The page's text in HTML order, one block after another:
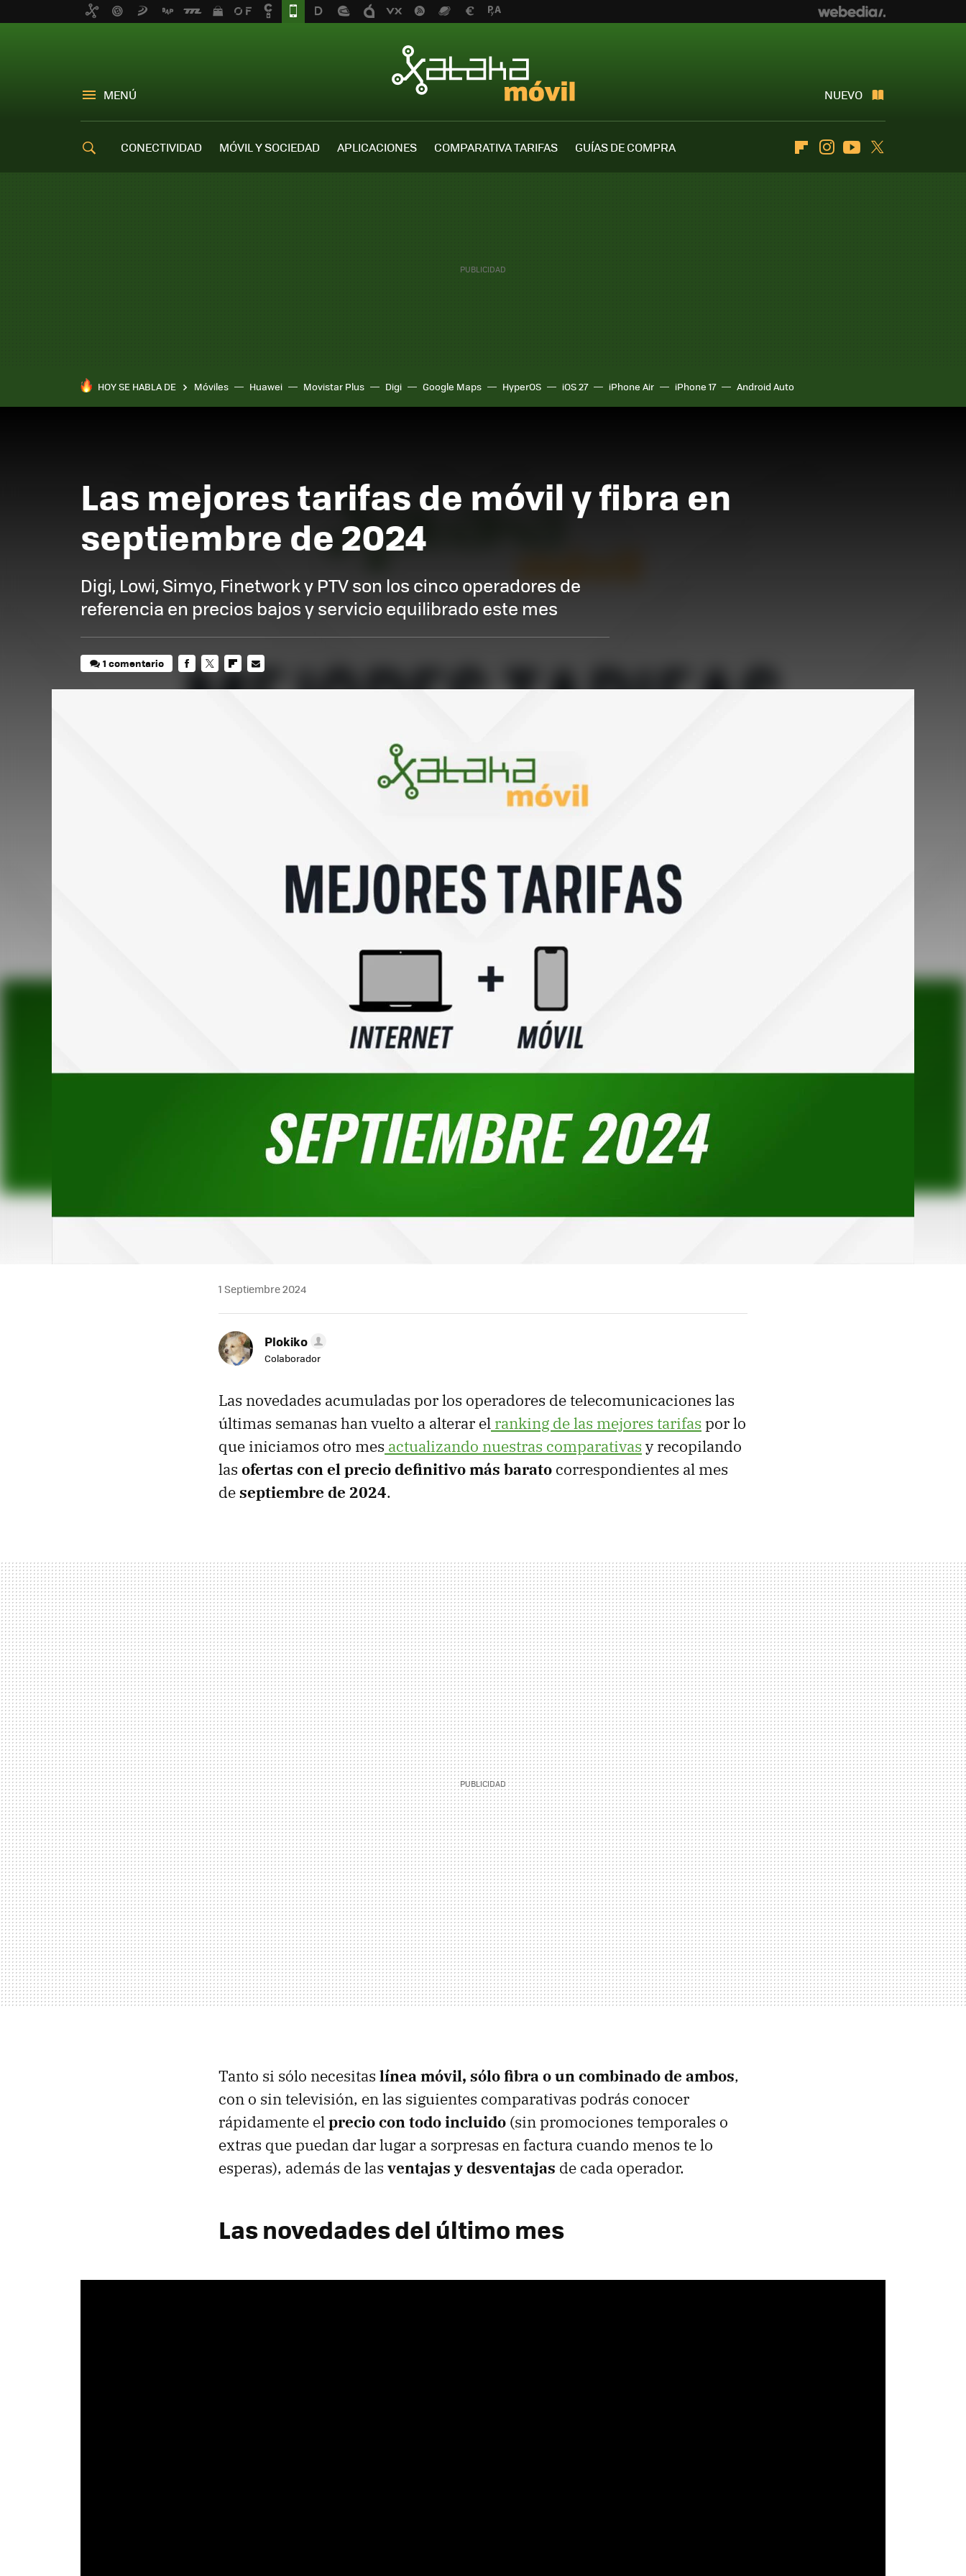
MENÚ NUEVO
CONECTIVIDAD MÓVIL Y SOCIEDAD APLICACIONES COMPARATIVA TARIFAS
GUÍAS DE COMPRA
FlipboardInstagramYoutube
HOY SE HABLA DE Móviles Huawei Movistar Plus Digi Google Maps HyperOS iOS 27 iPhone Air iPhone 17 Android Auto
Las mejores tarifas de móvil y fibra en
septiembre de 2024
Digi, Lowi, Simyo, Finetwork y PTV son los cinco operadores de
referencia en precios bajos y servicio equilibrado este mes
1 comentario
1 Septiembre 2024
Plokiko
Colaborador
Las novedades acumuladas por los operadores de telecomunicaciones las
últimas semanas han vuelto a alterar el ranking de las mejores tarifas por lo
que iniciamos otro mes actualizando nuestras comparativas y recopilando
las ofertas con el precio definitivo más barato correspondientes al mes
deseptiembre de 2024.
Tanto si sólo necesitas línea móvil, sólo fibra o un combinado de ambos,
con o sin televisión, en las siguientes comparativas podrás conocer
rápidamente elprecio contodo incluido (sin promociones temporales o
extras que puedan dar lugar a sorpresas en factura cuando menos te lo
esperas), además de las ventajas y desventajas de cada operador.
Las novedades del último mes